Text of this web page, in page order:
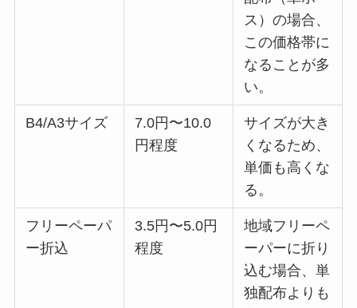
ス）の場合、
この価格帯に
なることが多
い。
B4/A3サイズ
7.0円〜10.0
円程度
サイズが大き
くなるため、
単価も高くな
る。
フリーペーパ
ー折込
3.5円〜5.0円
程度
地域フリーペ
ーパーに折り
込む場合、単
独配布よりも